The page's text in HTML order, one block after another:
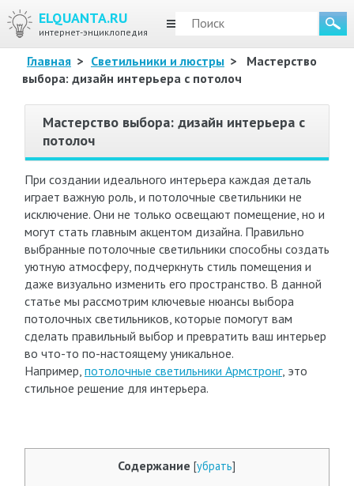
ELQUANTA.RU
интернет-энциклопедия
МЕНЮ
Главная > Светильники и люстры >
Мастерство
выбора: дизайн интерьера с потолоч
Мастерство выбора: дизайн интерьера с
потолоч
При создании идеального интерьера каждая деталь
играет важную роль, и потолочные светильники не
исключение. Они не только освещают помещение, но и
могут стать главным акцентом дизайна. Правильно
выбранные потолочные светильники способны создать
уютную атмосферу, подчеркнуть стиль помещения и
даже визуально изменить его пространство. В данной
статье мы рассмотрим ключевые нюансы выбора
потолочных светильников, которые помогут вам
сделать правильный выбор и превратить ваш интерьер
во что-то по-настоящему уникальное.
Например, потолочные светильники Армстронг, это
стильное решение для интерьера.
Содержание [убрать]